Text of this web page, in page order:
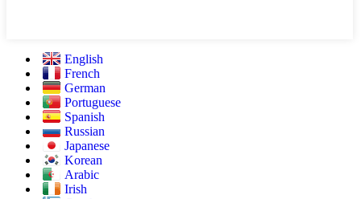
English
French
German
Portuguese
Spanish
Russian
Japanese
Korean
Arabic
Irish